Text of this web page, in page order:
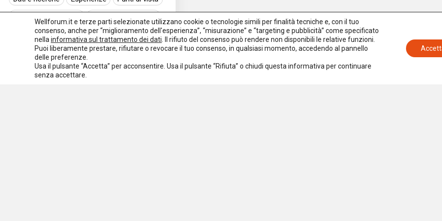
Normativa europea
Rassegna normativa
I seminari di Welforum
Eventi
Spazio ai promotori
Wellforum.it e terze parti selezionate utilizzano cookie o tecnologie simili per finalità tecniche e, con il tuo
consenso, anche per “miglioramento dell'esperienza”, “misurazione” e “targeting e pubblicità” come specificato
nella informativa sul trattamento dei dati . Il rifiuto del consenso può rendere non disponibili le relative funzioni.
Puoi liberamente prestare, rifiutare o revocare il tuo consenso, in qualsiasi momento, accedendo al pannello
delle preferenze.
Usa il pulsante “Accetta” per acconsentire. Usa il pulsante “Rifiuta” o chiudi questa informativa per continuare
senza accettare.